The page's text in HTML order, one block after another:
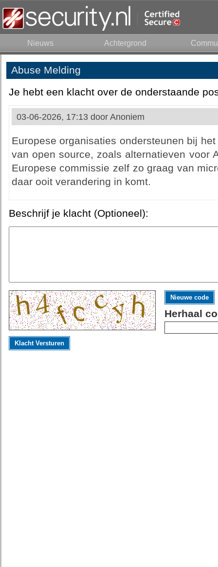
Nieuws Achtergrond
Abuse Melding
Je hebt een klacht over de onderstaande
03-06-2026, 17:13 door Anoniem
Europese organisaties ondersteunen bij
van open source, zoals alternatieven voor
Europese commissie zelf zo graag van
daar ooit verandering in komt.
Beschrijf je klacht (Optioneel):
Nieuwe code
Herhaal
Klacht Versturen